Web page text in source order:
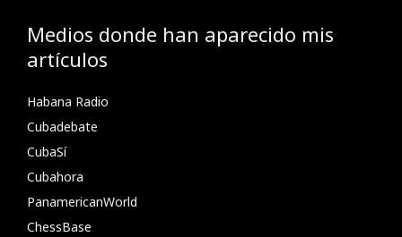
Medios donde han aparecido mis
artículos
Habana Radio
Cubadebate
CubaSí
Cubahora
PanamericanWorld
ChessBase